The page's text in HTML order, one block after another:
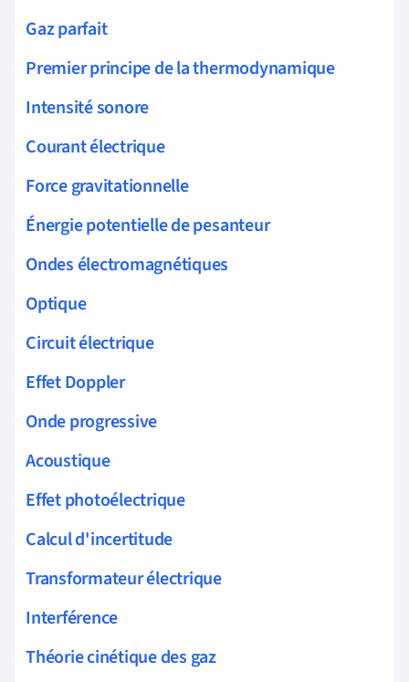
Gaz parfait
Premier principe de la thermodynamique
Intensité sonore
Courant électrique
Force gravitationnelle
Énergie potentielle de pesanteur
Ondes électromagnétiques
Optique
Circuit électrique
Effet Doppler
Onde progressive
Acoustique
Effet photoélectrique
Calcul d'incertitude
Transformateur électrique
Interférence
Théorie cinétique des gaz